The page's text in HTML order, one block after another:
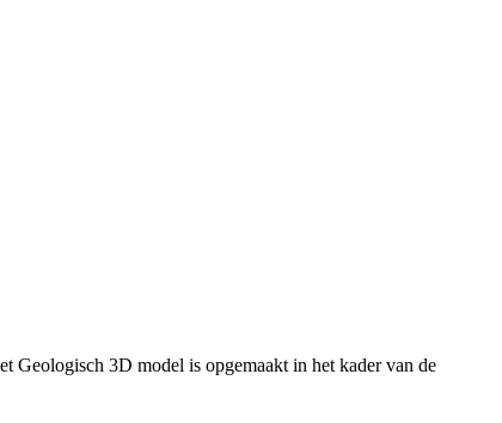
Geologisch 3D model is opgemaakt in het kader van de